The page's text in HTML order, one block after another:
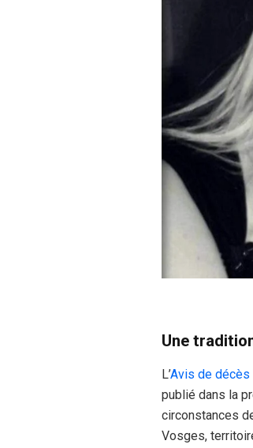
Une
L’Avis de
publié dans la
circonstances
Vosges,